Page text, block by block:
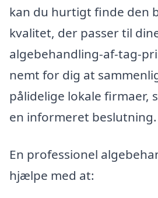
kan du hurtigt finde den
kvalitet, der passer til
algebehandling-af-tag-
nemt for dig at
pålidelige lokale firmaer,
en informeret beslutning.
En professionel
hjælpe med at: